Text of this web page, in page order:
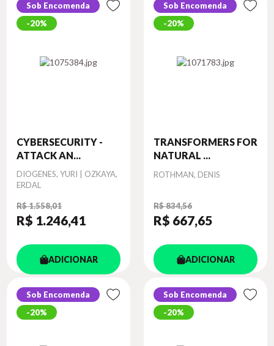
Sob Encomenda
20%
CYBERSECURITY -
ATTACK AN...
Autor
DIOGENES, YURI | OZKAYA,
ERDAL
R$ 1.558,01
R$ 1.246,41
ADICIONAR
Sob Encomenda
20%
TRANSFORMERS FOR
NATURAL ...
Autor
ROTHMAN, DENIS
R$ 834,56
R$ 667,65
ADICIONAR
Sob Encomenda
20%
Sob Encomenda
20%